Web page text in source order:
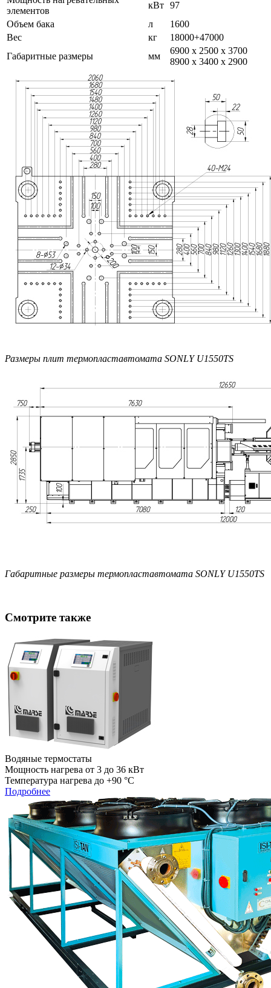
элементов
кВт 97
Объем бака
л
1600
Вес
кг
18000+47000
Габаритные размеры
мм
6900 х 2500 х 3700
8900 х 3400 х 2900
Размеры плит термопластавтомата SONLY U1550TS
Габаритные размеры термопластавтомата SONLY U1550TS
Смотрите также
Водяные термостаты
Мощность нагрева от 3 до 36 кВт
Температура нагрева до +90 °C
Подробнее